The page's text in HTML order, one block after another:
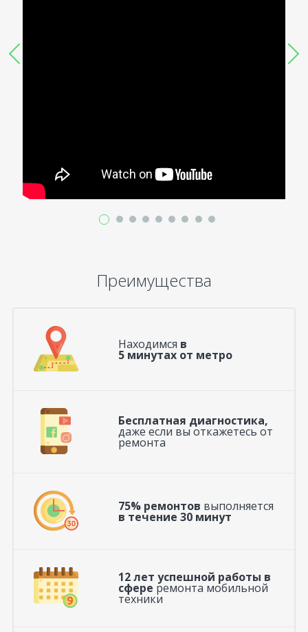
Преимущества
Находимся в
5 минутах от метро
Бесплатная диагностика,
даже если вы откажетесь от
ремонта
75% ремонтов выполняется
в течение 30 минут
12 лет успешной работы в
сфере ремонта мобильной
техники